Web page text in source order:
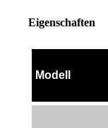
Eigenschaften
Modell